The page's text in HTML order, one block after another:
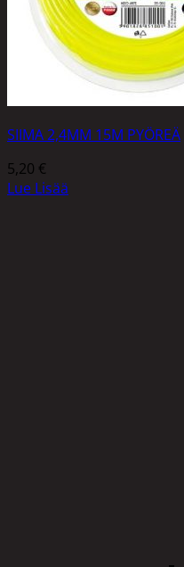
SIIMA 2,4MM 15M PYÖREÄ
5,20 €
Lue Lisää